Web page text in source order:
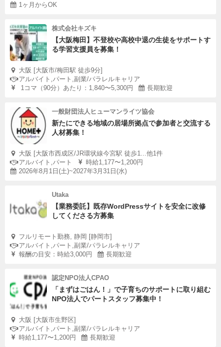
1ヶ月からOK
株式会社キズキ
【大阪梅田】不登校や高校中退の生徒をサポートす
る学習支援員を募集！
大阪 [大阪市/梅田駅 徒歩9分]
アルバイト,パート,副業/パラレルキャリア
1コマ（90分）あたり：1,840〜5,300円
長期歓迎
一般財団法人ヒューマンライツ協会
新たにできる地域の居場所拠点で参加者と交流する
人材募集！
大阪 [大阪市西成区/JR環状線今宮駅 徒歩1...他1件
アルバイト,パート
時給1,177〜1,200円
2026年8月1日(土)~2027年3月31日(水)
Utaka
【業務委託】既存WordPressサイトを安全に改修
してくださる方募集
フルリモート勤務, 静岡 [静岡市]
アルバイト,パート,副業/パラレルキャリア
報酬の目安：時給3,000円
長期歓迎
認定NPO法人CPAO
「まずはごはん！」で子育ちのサポートに取り組む
NPO法人でパートスタッフ募集中！
大阪 [大阪市生野区]
アルバイト,パート,副業/パラレルキャリア
時給1,177〜1,200円
長期歓迎